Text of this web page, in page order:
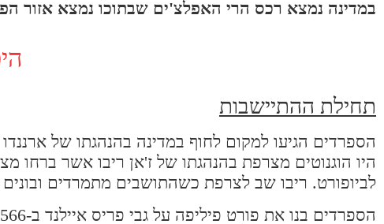
במדינה נמצא רכס הרי האפלצ'ים שבתוכו נמצא אזור
תחילת ההתיישבות
לביופורט. ריבו שב לצרפת כשהתושבים מתמרדים